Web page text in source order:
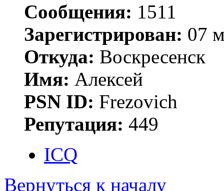
Сообщения: 1511
Зарегистрирован: 07
Откуда: Воскресенск
Имя: Алексей
PSN ID: Frezovich
Репутация: 449
ICQ
Вернуться к началу